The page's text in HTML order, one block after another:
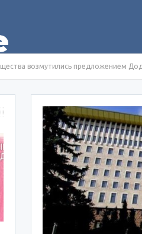
возмутились предложением